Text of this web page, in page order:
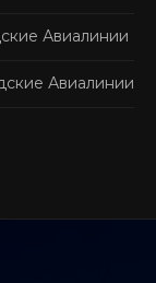
Авиалинии
Авиалинии